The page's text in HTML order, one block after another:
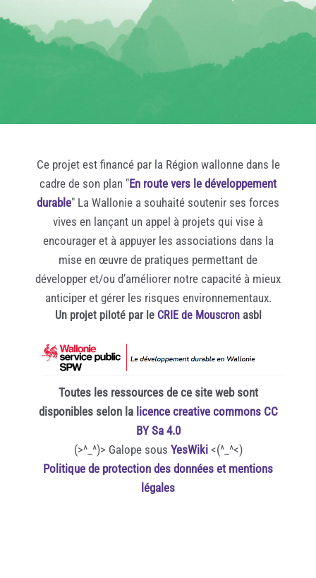
Ce projet est financé par la Région wallonne dans le
cadre de son plan "En route vers le développement
durable" La Wallonie a souhaité soutenir ses forces
vives en lançant un appel à projets qui vise à
encourager et à appuyer les associations dans la
mise en œuvre de pratiques permettant de
développer et/ou d’améliorer notre capacité à mieux
anticiper et gérer les risques environnementaux.
Un projet piloté par le CRIE de Mouscronasbl
Toutes les ressources de ce site web sont
disponibles selon la licence creative commons CC
BY Sa 4.0
(>^_^)> Galope sous YesWiki<(^_^<)
Politique de protection des données et mentions
légales